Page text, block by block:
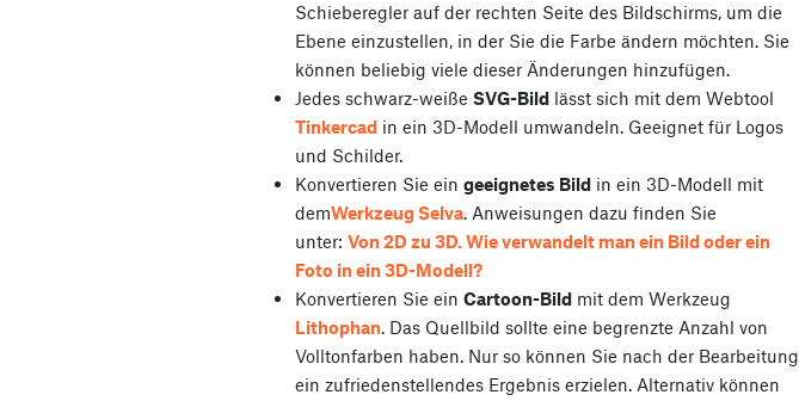
Schieberegler auf der rechten Seite des Bildschirms, um die
Ebene einzustellen, in der Sie die Farbe ändern möchten. Sie
können beliebig viele dieser Änderungen hinzufügen.
Jedes schwarz-weiße SVG-Bild lässt sich mit dem Webtool
Tinkercad in ein 3D-Modell umwandeln. Geeignet für Logos
und Schilder.
Konvertieren Sie ein geeignetes Bild in ein 3D-Modell mit
demWerkzeug Selva. Anweisungen dazu finden Sie
unter: Von 2D zu 3D. Wie verwandelt man ein Bild oder ein
Foto in ein 3D-Modell?
Konvertieren Sie ein Cartoon-Bild mit dem Werkzeug
Lithophan. Das Quellbild sollte eine begrenzte Anzahl von
Volltonfarben haben. Nur so können Sie nach der Bearbeitung
ein zufriedenstellendes Ergebnis erzielen. Alternativ können